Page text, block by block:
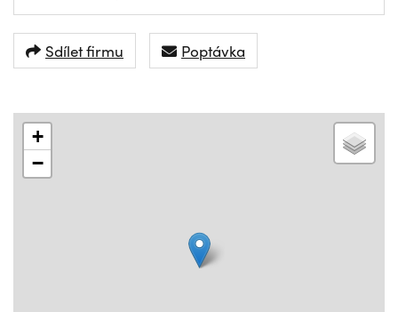
Sdílet firmu Poptávka
+
−